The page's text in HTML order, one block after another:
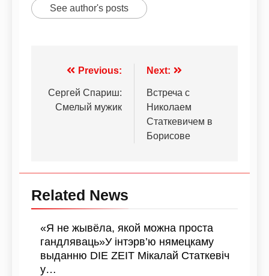
See author's posts
Previous:
Сергей Спариш:
Смелый мужик
Next:
Встреча с
Николаем
Статкевичем в
Борисове
Related News
«Я не жывёла, якой можна проста
гандляваць»У інтэрв’ю нямецкаму
выданню DIE ZEIT Мікалай Статкевіч
у…